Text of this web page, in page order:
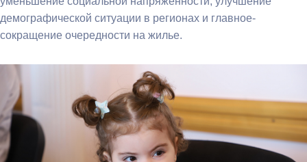
демографической ситуации в регионах и главное-
сокращение очередности на жилье.